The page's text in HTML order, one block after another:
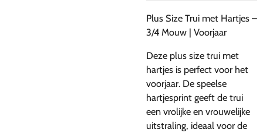
Plus Size Trui met Hartjes –
3/4 Mouw | Voorjaar
Deze plus size trui met
hartjes is perfect voor het
voorjaar. De speelse
hartjesprint geeft de trui
een vrolijke en vrouwelijke
uitstraling, ideaal voor de